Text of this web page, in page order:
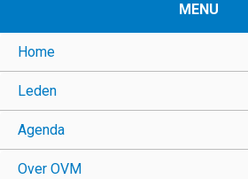
MENU
Home
Leden
Agenda
Over OVM